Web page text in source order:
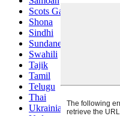
Scots Gaelic
Shona
Sindhi
Sundanese
Swahili
Tajik
Tamil
Telugu
Thai
Ukrainian